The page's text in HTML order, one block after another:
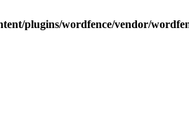
plugins/wordfence/vendor/